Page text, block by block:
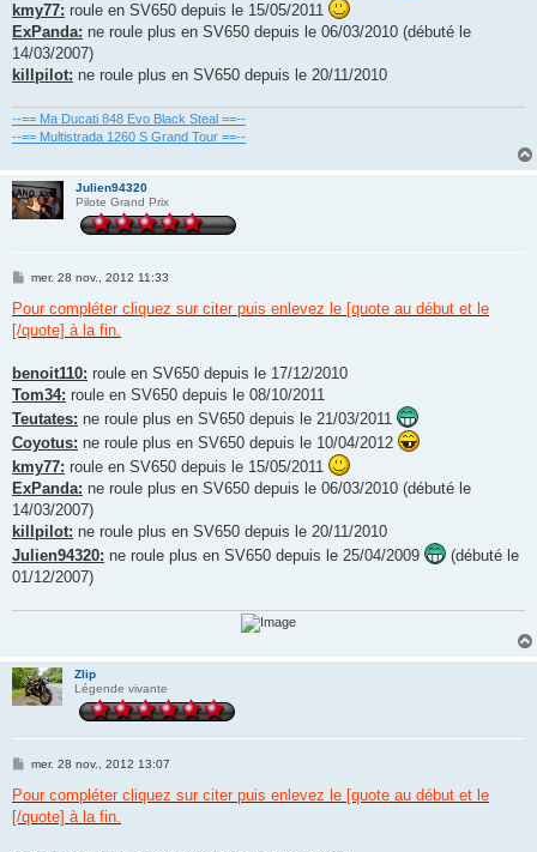
kmy77: roule en SV650 depuis le 15/05/2011
ExPanda: ne roule plus en SV650 depuis le 06/03/2010 (débuté le
14/03/2007)
killpilot: ne roule plus en SV650 depuis le 20/11/2010
--== Ma Ducati 848 Evo Black Steal ==--
--== Multistrada 1260 S Grand Tour ==--
Julien94320
Pilote Grand Prix
M
s
s
a
mer. 28 nov., 2012 11:33
Pour compléter cliquez sur citer puis enlevez le [quote au début et le
[/quote] à la fin.
benoit110: roule en SV650 depuis le 17/12/2010
Tom34: roule en SV650 depuis le 08/10/2011
Teutates: ne roule plus en SV650 depuis le 21/03/2011
Coyotus: ne roule plus en SV650 depuis le 10/04/2012
kmy77: roule en SV650 depuis le 15/05/2011
ExPanda: ne roule plus en SV650 depuis le 06/03/2010 (débuté le
14/03/2007)
killpilot: ne roule plus en SV650 depuis le 20/11/2010
Julien94320: ne roule plus en SV650 depuis le 25/04/2009
(débuté le
01/12/2007)
Zlip
Légende vivante
M
s
s
a
mer. 28 nov., 2012 13:07
Pour compléter cliquez sur citer puis enlevez le [quote au début et le
[/quote] à la fin.